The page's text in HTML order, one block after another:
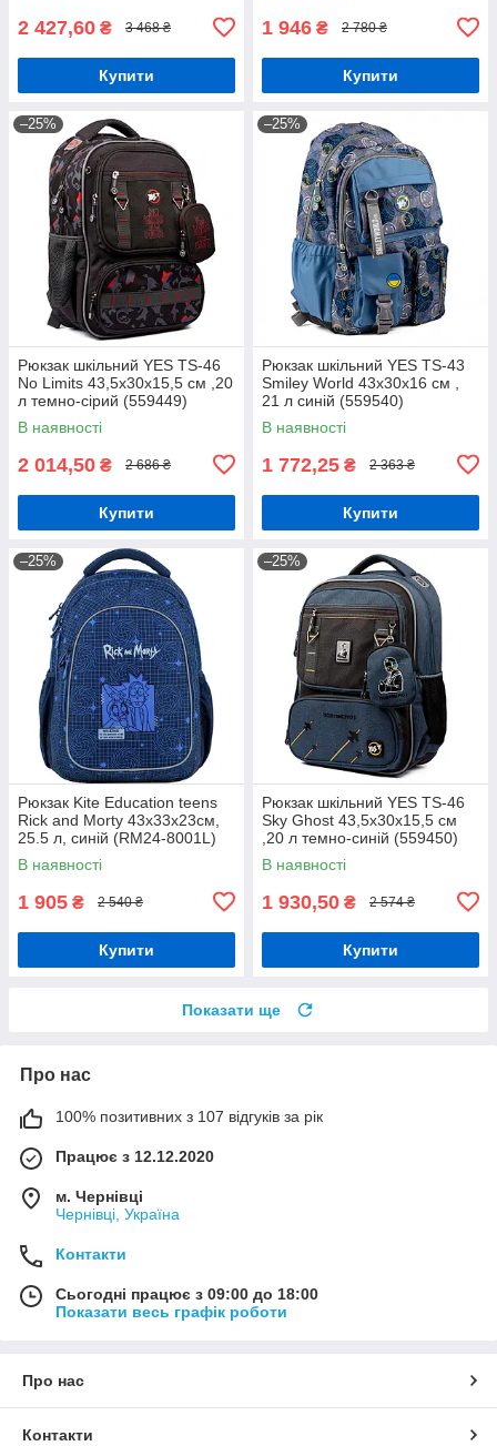
2 427,60 ₴ 3 468 ₴
Купити
1 946 ₴ 2 780 ₴
Купити
–25%
Рюкзак шкільний YES TS-46
No Limits 43,5x30x15,5 см ,20
л темно-сірий (559449)
В наявності
2 014,50 ₴ 2 686 ₴
Купити
–25%
Рюкзак шкільний YES TS-43
Smiley World 43x30x16 см ,
21 л синій (559540)
В наявності
1 772,25 ₴ 2 363 ₴
Купити
–25%
Рюкзак Kite Education teens
Rick and Morty 43x33x23см,
25.5 л, синій (RM24-8001L)
В наявності
1 905 ₴ 2 540 ₴
Купити
–25%
Рюкзак шкільний YES TS-46
Sky Ghost 43,5x30x15,5 см
,20 л темно-синій (559450)
В наявності
1 930,50 ₴ 2 574 ₴
Купити
Показати ще
Про нас
100% позитивних з 107 відгуків за рік
Працює з 12.12.2020
м. Чернівці
Чернівці, Україна
Контакти
Сьогодні працює з 09:00 до 18:00
Показати весь графік роботи
Про нас
Контакти